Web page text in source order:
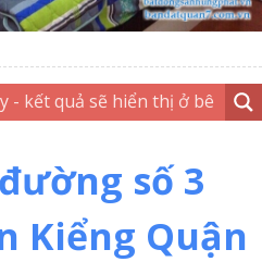
số 3
Kiểng Quận